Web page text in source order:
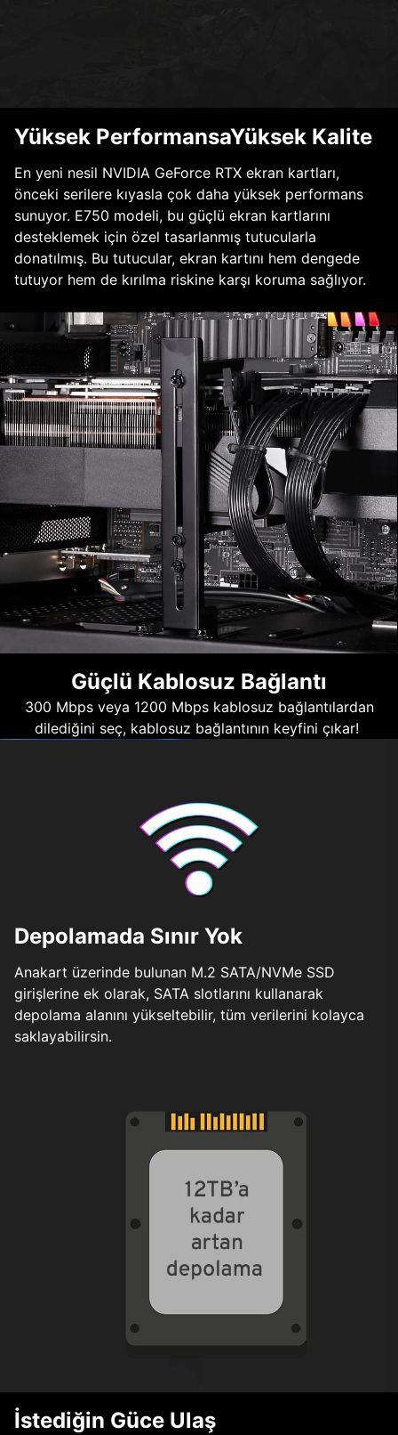
Yüksek PerformansaYüksek Kalite
En yeni nesil NVIDIA GeForce RTX ekran kartları,
önceki serilere kıyasla çok daha yüksek performans
sunuyor. E750 modeli, bu güçlü ekran kartlarını
desteklemek için özel tasarlanmış tutucularla
donatılmış. Bu tutucular, ekran kartını hem dengede
tutuyor hem de kırılma riskine karşı koruma sağlıyor.
Güçlü Kablosuz Bağlantı
300 Mbps veya 1200 Mbps kablosuz bağlantılardan
dilediğini seç, kablosuz bağlantının keyfini çıkar!
Depolamada Sınır Yok
Anakart üzerinde bulunan M.2 SATA/NVMe SSD
girişlerine ek olarak, SATA slotlarını kullanarak
depolama alanını yükseltebilir, tüm verilerini kolayca
saklayabilirsin.
İstediğin Güce Ulaş